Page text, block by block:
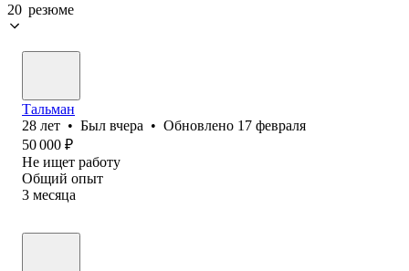
20 резюме
Тальман
28 лет • Был вчера • Обновлено 17 февраля
50 000 ₽
Не ищет работу
Общий опыт
3 месяца